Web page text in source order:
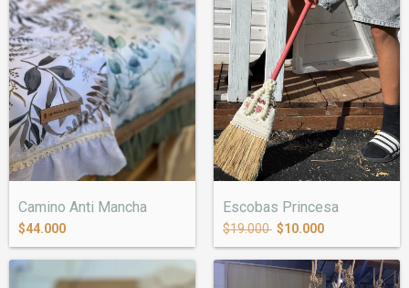
Camino Anti Mancha
$44.000
Escobas Princesa
$19.000 $10.000